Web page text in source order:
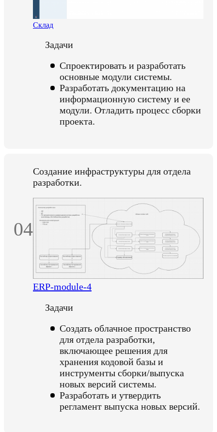
Склад
Задачи
Спроектировать и разработать
основные модули системы.
Разработать документацию на
информационную систему и ее
модули. Отладить процесс сборки
проекта.
04
Создание инфраструктуры для отдела
разработки.
ERP-module-4
Задачи
Создать облачное пространство
для отдела разработки,
включающее решения для
хранения кодовой базы и
инструменты сборки/выпуска
новых версий системы.
Разработать и утвердить
регламент выпуска новых версий.